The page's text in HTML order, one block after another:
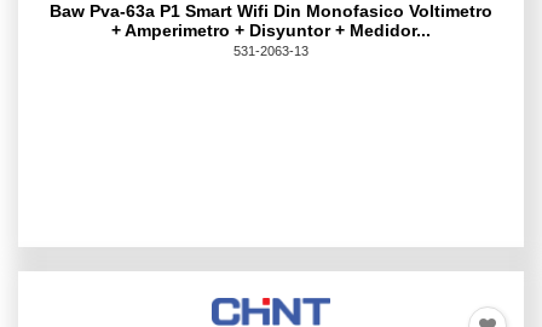
Baw Pva-63a P1 Smart Wifi Din Monofasico Voltimetro
+ Amperimetro + Disyuntor + Medidor...
531-2063-13